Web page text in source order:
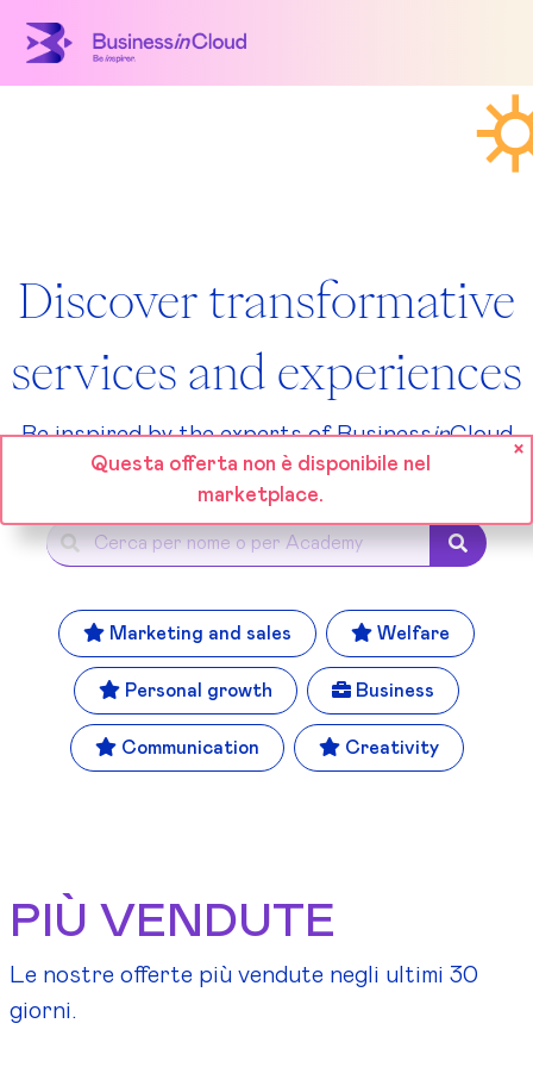
Questa offerta non è disponibile nel
marketplace.
Discover transformative
services and experiences
Be inspired by the experts of BusinessinCloud
Marketing and sales Welfare
Personal growth Business
Communication Creativity
PIÙ VENDUTE
Le nostre offerte più vendute negli ultimi 30
giorni.